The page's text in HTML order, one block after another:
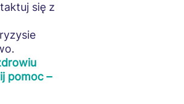
się z
pomoc –